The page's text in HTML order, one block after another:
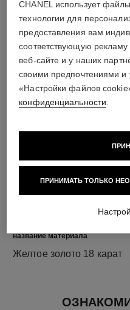
120 бриллиантов
1,73 карата
Характеристики могут
от изделия***
название материала
Желтое золото 18 карат
CHANEL использует
технологии для
предоставления вам
соответствующую
веб-сайте и у наших
своими предпочтениями и
«Настройки файлов
конфиденциальности
ПРИНИМАТЬ ТОЛЬКО